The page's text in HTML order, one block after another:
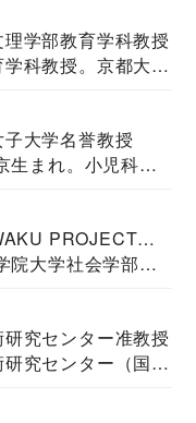
学部教育学科教授
科教授。京都大学
大学名誉教授
生まれ。小児科
PROJECT
士・社会福祉士
院大学社会学部福
究センター准教授
究センター（国際